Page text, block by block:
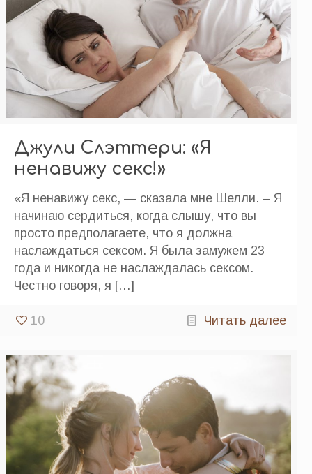
Джули Слэттери: «Я
ненавижу секс!»
«Я ненавижу секс, — сказала мне Шелли. – Я
начинаю сердиться, когда слышу, что вы
просто предполагаете, что я должна
наслаждаться сексом. Я была замужем 23
года и никогда не наслаждалась сексом.
Честно говоря, я […]
10 Читать далее